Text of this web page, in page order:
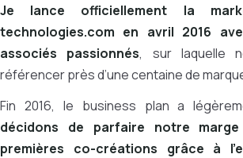
Je lance officiellement la
technologies.com en avril 2016
associés passionnés, sur laquelle
référencer près d’une centaine de
Fin 2016, le business plan a
décidons de parfaire notre
premières co-créations grâce à